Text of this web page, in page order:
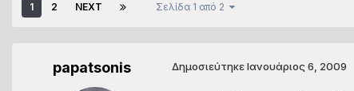
1 2 NEXT Σελίδα 1 από 2
papatsonis ΔημοσιεύτηκεΙανουάριος 6, 2009